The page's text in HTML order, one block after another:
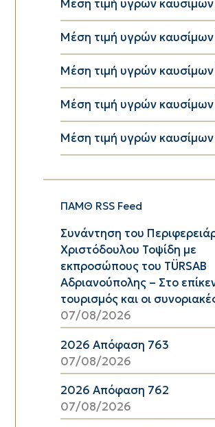
Μέση τιμή υγρών
Μέση τιμή υγρών
Μέση τιμή υγρών
Μέση τιμή υγρών
Μέση τιμή υγρών
ΠΑΜΘ RSS Feed
Συνάντηση του
Χριστόδουλου Τοψίδη με
εκπροσώπους του TÜRSAB
Αδριανούπολης – Στο
τουρισμός και οι
07/08/2026
2026 Απόφαση 763
07/08/2026
2026 Απόφαση 762
07/08/2026